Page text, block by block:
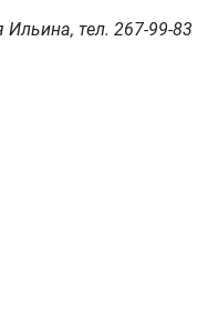
тел. 267-99-83